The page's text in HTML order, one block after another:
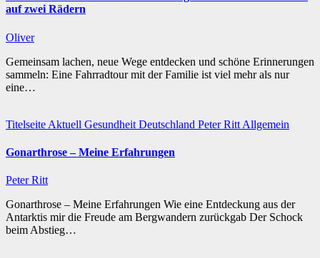
auf zwei Rädern
Oliver
Gemeinsam lachen, neue Wege entdecken und schöne Erinnerungen
sammeln: Eine Fahrradtour mit der Familie ist viel mehr als nur
eine…
Titelseite Aktuell Gesundheit Deutschland Peter Ritt Allgemein
Gonarthrose – Meine Erfahrungen
Peter Ritt
Gonarthrose – Meine Erfahrungen Wie eine Entdeckung aus der
Antarktis mir die Freude am Bergwandern zurückgab Der Schock
beim Abstieg…